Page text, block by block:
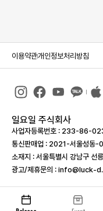
이용약관개인정보처리방침
일요일 주식회사
사업자등록번호 : 233-86-
통신판매업 : 2021-서울성동
소재지 : 서울특별시 강남구 선
광고/제휴문의 : info@luck-